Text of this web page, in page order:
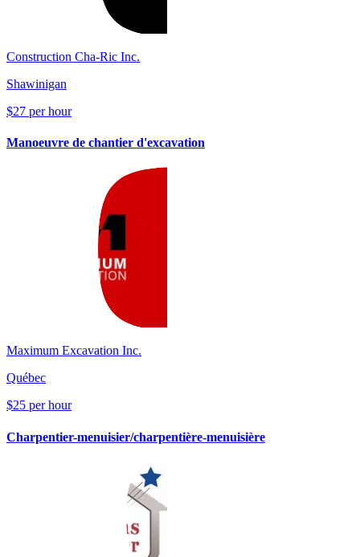
Construction Cha-Ric Inc.
Shawinigan
$27 per hour
Manoeuvre de chantier d'excavation
Maximum Excavation Inc.
Québec
$25 per hour
Charpentier-menuisier/charpentière-menuisière